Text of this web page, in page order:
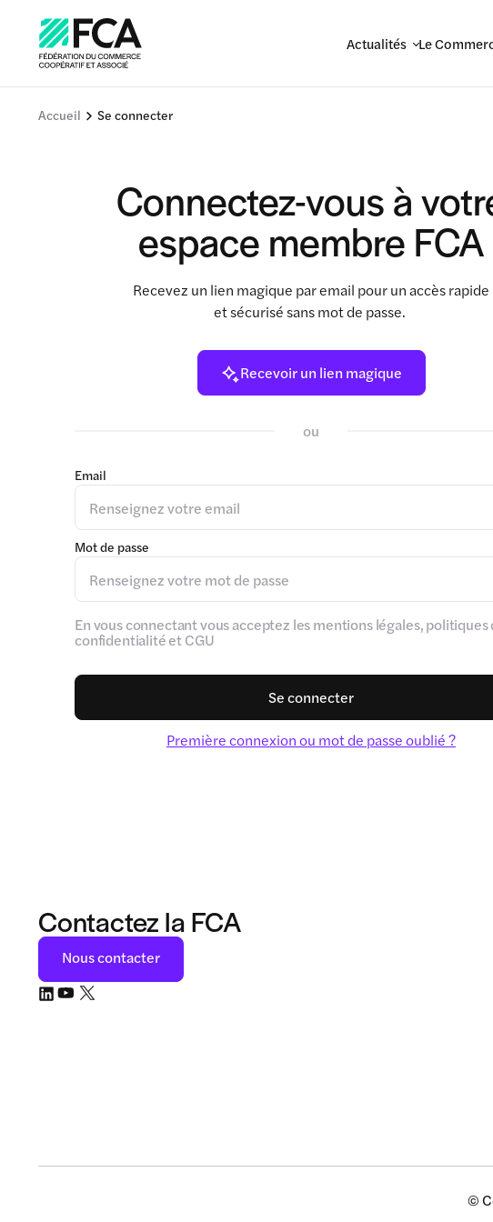
Actualités Le
Accueil Se connecter
Connectez-vous à
espace membre FCA
Recevez un lien magique par email pour un accès rapide
et sécurisé sans mot de passe.
Recevoir un lien magique
ou
Email
Mot de passe
En vous connectant vous acceptez les mentions légales, politiques
confidentialité et CGU
Se connecter
Première connexion ou mot de passe oublié ?
Contactez la FCA
Nous contacter
©